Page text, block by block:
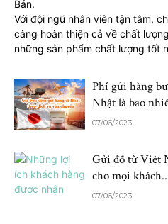
Bản.
Với đội ngũ nhân viên tận tâm,
càng hoàn thiện cả về chất
những sản phẩm chất lượng tốt
Phí gửi hàng
Nhật là bao
07/06/2023
Gửi đồ từ Việt
cho mọi
07/06/2023